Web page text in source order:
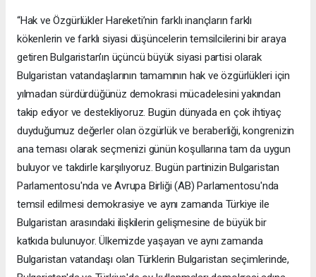
“Hak ve Özgürlükler Hareketi’nin farklı inançların farklı
kökenlerin ve farklı siyasi düşüncelerin temsilcilerini bir araya
getiren Bulgaristan’ın üçüncü büyük siyasi partisi olarak
Bulgaristan vatandaşlarının tamamının hak ve özgürlükleri için
yılmadan sürdürdüğünüz demokrasi mücadelesini yakından
takip ediyor ve destekliyoruz. Bugün dünyada en çok ihtiyaç
duyduğumuz değerler olan özgürlük ve beraberliği, kongrenizin
ana teması olarak seçmenizi günün koşullarına tam da uygun
buluyor ve takdirle karşılıyoruz. Bugün partinizin Bulgaristan
Parlamentosu'nda ve Avrupa Birliği (AB) Parlamentosu'nda
temsil edilmesi demokrasiye ve aynı zamanda Türkiye ile
Bulgaristan arasındaki ilişkilerin gelişmesine de büyük bir
katkıda bulunuyor. Ülkemizde yaşayan ve aynı zamanda
Bulgaristan vatandaşı olan Türklerin Bulgaristan seçimlerinde,